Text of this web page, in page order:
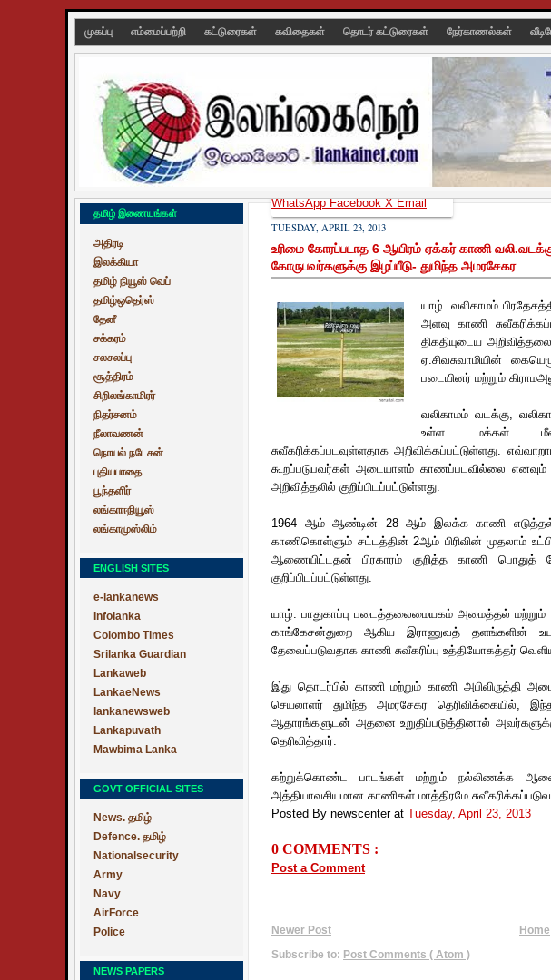
முகப்பு எம்மைப்பற்றி கட்டுரைகள் கவிதைகள் தொடர் கட்டுரைகள் நேர்காணல்கள்
தமிழ் இணையங்கள்
அதிரடி
இலக்கியா
தமிழ் நியூஸ் வெப்
தமிழ்ஒதெர்ஸ்
தேனீ
சக்கரம்
சலசலப்பு
சூத்திரம்
சிறிலங்காமிரர்
நிதர்சனம்
நீலாவணன்
நொயல் நடேசன்
புதியபாதை
பூந்தளிர்
லங்காஈநியூஸ்
லங்காமுஸ்லிம்
ENGLISH SITES
e-lankanews
Infolanka
Colombo Times
Srilanka Guardian
Lankaweb
LankaeNews
lankanewsweb
Lankapuvath
Mawbima Lanka
GOVT OFFICIAL SITES
News. தமிழ்
Defence. தமிழ்
Nationalsecurity
Army
Navy
AirForce
Police
NEWS PAPERS
TUESDAY, APRIL 23, 2013
உரிமை கோரப்படாத 6 ஆயிரம் ஏக்கர் காணி வலி.வடக்கு,
கோருபவர்களுக்கு இழப்பீடு- துமிந்த அமரசேகர
யாழ். வலிகாமம்
அளவு காணி
திகதியுடைய
ஏ.சிவசுவாமியின்
படையினர் மற்றும்
வலிகாமம் வடக்கு,
உள்ள மக்கள்
சுவீகரிக்கப்படவுள்ளதாக அறிவிக்கப்பட்டுள்ளது.
கூறப்படுபவர்கள் அடையாளம் காணப்படவில்லை எனவும்
அறிவித்தலில் குறிப்பிடப்பட்டுள்ளது.
1964 ஆம் ஆண்டின் 28 ஆம் இலக்க காணி எடுத்தல்
காணிகொள்ளும் சட்டத்தின் 2ஆம் பிரிவின் முதலாம்
ஆணையிட்டதன் பிரகாரம் குறித்த காணி பொதுத்
குறிப்பிடப்பட்டுள்ளது.
யாழ். பாதுகாப்பு படைத்தலைமையகம் அமைத்தல் மற்றும்
காங்கேசன்துறை ஆகிய இராணுவத் தளங்களின்
தேவைப்படுவதாக காணி சுவீகரிப்பு உத்தியோகத்தர்
இது தொடர்பில் காணி மற்றும் காணி
செயலாளர் துமிந்த அமரசேகர தெரிவிக்கையில்,
ஆதாரங்களுடன் அதனை உறுதிப்படுத்தினால்
தெரிவித்தார்.
கற்றுக்கொண்ட பாடங்கள் மற்றும் நல்லிணக்க
அத்தியாவசியமான காணிகள் மாத்திரமே
Posted By newscenter at Tuesday, April 23, 2013
0 COMMENTS :
Post a Comment
Newer Post Home
Subscribe to: Post Comments ( Atom )
WhatsAppFacebookXEmail